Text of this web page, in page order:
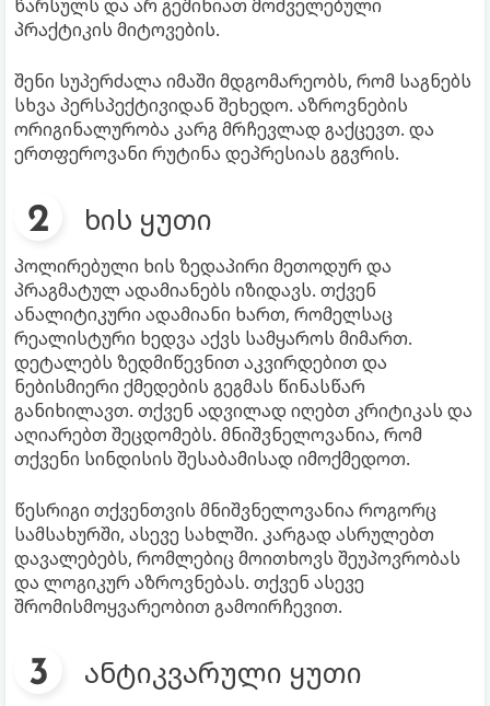
წარსულს და არ გეშინიათ მოძველებული
პრაქტიკის მიტოვების.
შენი სუპერძალა იმაში მდგომარეობს, რომ საგნებს
სხვა პერსპექტივიდან შეხედო. აზროვნების
ორიგინალურობა კარგ მრჩევლად გაქცევთ. და
ერთფეროვანი რუტინა დეპრესიას გგვრის.
ხის ყუთი
პოლირებული ხის ზედაპირი მეთოდურ და
პრაგმატულ ადამიანებს იზიდავს. თქვენ
ანალიტიკური ადამიანი ხართ, რომელსაც
რეალისტური ხედვა აქვს სამყაროს მიმართ.
დეტალებს ზედმიწევნით აკვირდებით და
ნებისმიერი ქმედების გეგმას წინასწარ
განიხილავთ. თქვენ ადვილად იღებთ კრიტიკას და
აღიარებთ შეცდომებს. მნიშვნელოვანია, რომ
თქვენი სინდისის შესაბამისად იმოქმედოთ.
წესრიგი თქვენთვის მნიშვნელოვანია როგორც
სამსახურში, ასევე სახლში. კარგად ასრულებთ
დავალებებს, რომლებიც მოითხოვს შეუპოვრობას
და ლოგიკურ აზროვნებას. თქვენ ასევე
შრომისმოყვარეობით გამოირჩევით.
ანტიკვარული ყუთი